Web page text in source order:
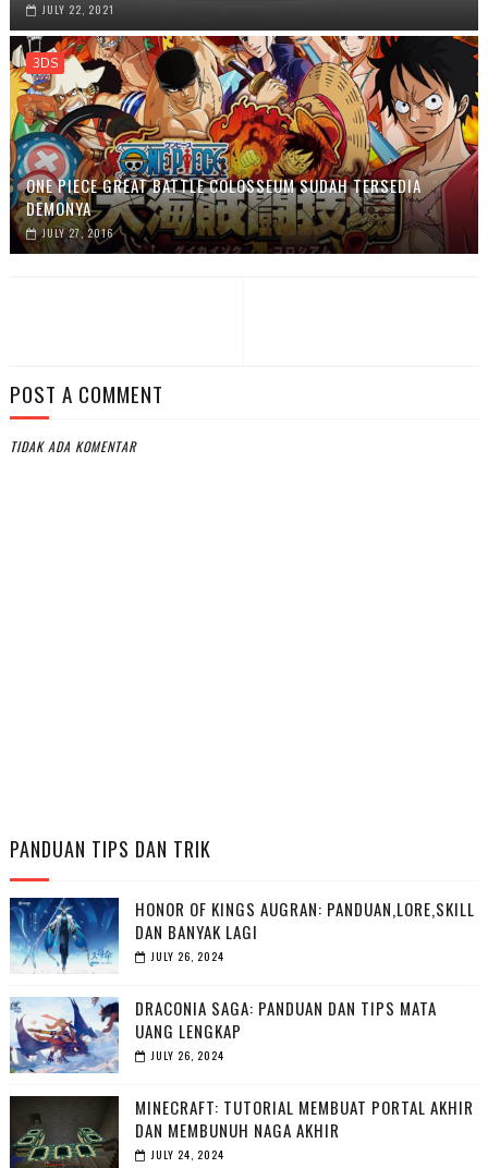
JULY 22, 2021
3DS
ONE PIECE GREAT BATTLE COLOSSEUM SUDAH TERSEDIA
DEMONYA
JULY 27, 2016
POST A COMMENT
TIDAK ADA KOMENTAR
PANDUAN TIPS DAN TRIK
HONOR OF KINGS AUGRAN: PANDUAN,LORE,SKILL
DAN BANYAK LAGI
JULY 26, 2024
DRACONIA SAGA: PANDUAN DAN TIPS MATA
UANG LENGKAP
JULY 26, 2024
MINECRAFT: TUTORIAL MEMBUAT PORTAL AKHIR
DAN MEMBUNUH NAGA AKHIR
JULY 24, 2024